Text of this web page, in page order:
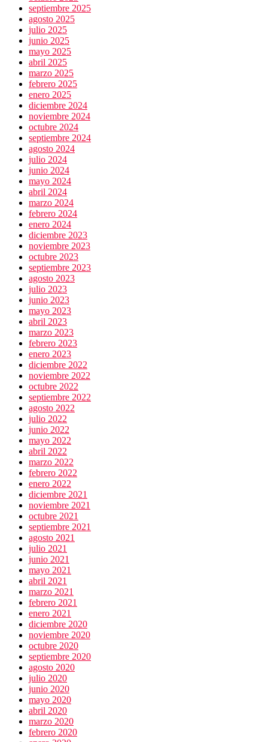
septiembre 2025
agosto 2025
julio 2025
junio 2025
mayo 2025
abril 2025
marzo 2025
febrero 2025
enero 2025
diciembre 2024
noviembre 2024
octubre 2024
septiembre 2024
agosto 2024
julio 2024
junio 2024
mayo 2024
abril 2024
marzo 2024
febrero 2024
enero 2024
diciembre 2023
noviembre 2023
octubre 2023
septiembre 2023
agosto 2023
julio 2023
junio 2023
mayo 2023
abril 2023
marzo 2023
febrero 2023
enero 2023
diciembre 2022
noviembre 2022
octubre 2022
septiembre 2022
agosto 2022
julio 2022
junio 2022
mayo 2022
abril 2022
marzo 2022
febrero 2022
enero 2022
diciembre 2021
noviembre 2021
octubre 2021
septiembre 2021
agosto 2021
julio 2021
junio 2021
mayo 2021
abril 2021
marzo 2021
febrero 2021
enero 2021
diciembre 2020
noviembre 2020
octubre 2020
septiembre 2020
agosto 2020
julio 2020
junio 2020
mayo 2020
abril 2020
marzo 2020
febrero 2020